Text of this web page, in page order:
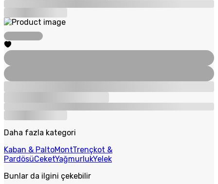
Daha fazla kategori
Kaban & PaltoMontTrençkot &
PardösüCeketYağmurlukYelek
Bunlar da ilgini çekebilir